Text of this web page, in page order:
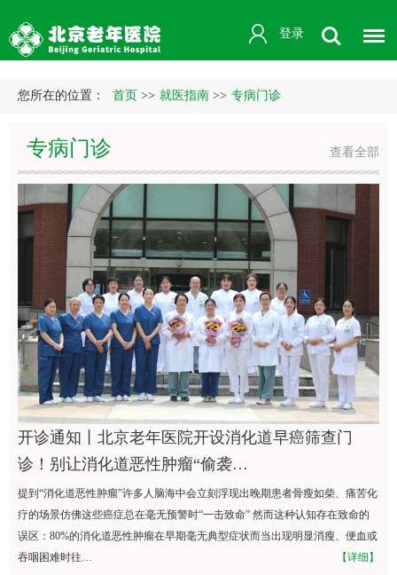
登录
您所在的位置： 首页 >> 就医指南 >> 专病门诊
查看全部
专病门诊
开诊通知丨北京老年医院开设消化道早癌筛查门
诊！别让消化道恶性肿瘤“偷袭…
提到“消化道恶性肿瘤”许多人脑海中会立刻浮现出晚期患者骨瘦如柴、痛苦化
疗的场景仿佛这些癌症总在毫无预警时“一击致命” 然而这种认知存在致命的
误区：80%的消化道恶性肿瘤在早期毫无典型症状而当出现明显消瘦、便血或
吞咽困难时往…
【详细】